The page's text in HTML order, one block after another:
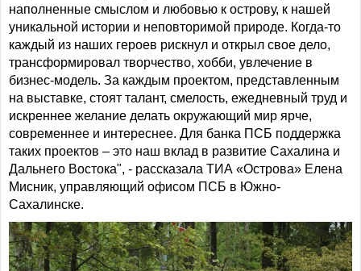
наполненные смыслом и любовью к острову, к нашей
уникальной истории и неповторимой природе. Когда-то
каждый из наших героев рискнул и открыл свое дело,
трансформировал творчество, хобби, увлечение в
бизнес-модель. За каждым проектом, представленным
на выставке, стоят талант, смелость, ежедневный труд и
искреннее желание делать окружающий мир ярче,
современнее и интереснее. Для банка ПСБ поддержка
таких проектов – это наш вклад в развитие Сахалина и
Дальнего Востока", - рассказала ТИА «Острова» Елена
Мисник, управляющий офисом ПСБ в Южно-
Сахалинске.